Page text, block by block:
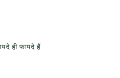
ही फायदे हैं